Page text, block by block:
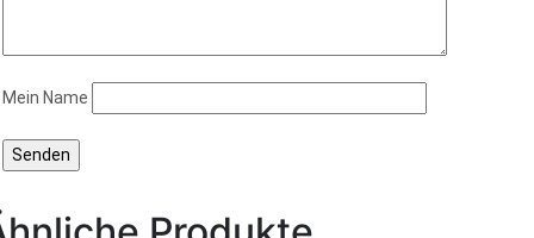
Mein Name